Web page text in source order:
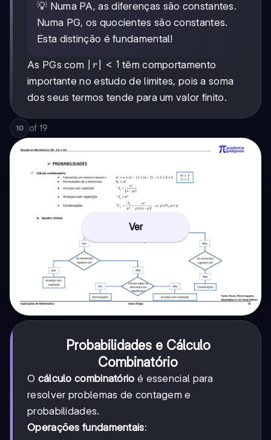
💡 Numa PA, as diferenças são constantes.
Numa PG, os quocientes são constantes.
Esta distinção é fundamental!
As PGs com
|r|
<
1
r < 1 têm comportamento
importante no estudo de limites, pois a soma
dos seus termos tende para um valor finito.
10 of 19
Ver
Probabilidades e Cálculo
Combinatório
O cálculo combinatório é essencial para
resolver problemas de contagem e
probabilidades.
Operações fundamentais: